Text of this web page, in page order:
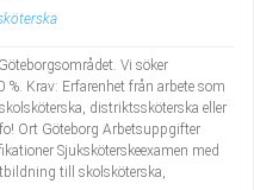
Vi söker
Krav: Erfarenhet från arbete som
distriktssköterska eller
Ort Göteborg Arbetsuppgifter
Sjuksköterskeexamen med
till skolsköterska,